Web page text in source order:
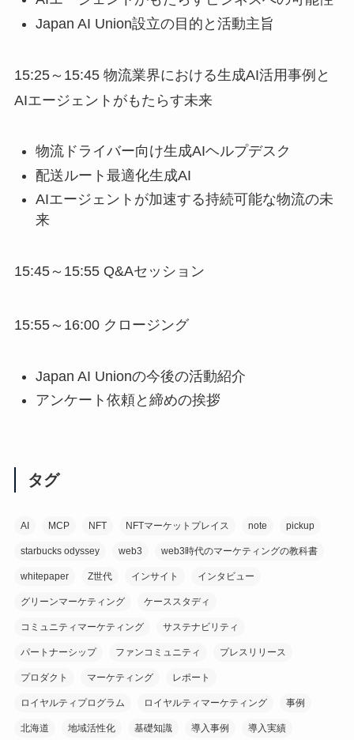
Japan AI Union設立の目的と活動主旨
15:25～15:45 物流業界における生成AI活用事例と
AIエージェントがもたらす未来
物流ドライバー向け生成AIヘルプデスク
配送ルート最適化生成AI
AIエージェントが加速する持続可能な物流の未
来
15:45～15:55 Q&Aセッション
15:55～16:00 クロージング
Japan AI Unionの今後の活動紹介
アンケート依頼と締めの挨拶
タグ
AI MCP NFT NFTマーケットプレイス note pickup
starbucks odyssey web3 web3時代のマーケティングの教科書
whitepaper Z世代 インサイト インタビュー
グリーンマーケティング ケーススタディ
コミュニティマーケティング サステナビリティ
パートナーシップ ファンコミュニティ プレスリリース
プロダクト マーケティング レポート
ロイヤルティプログラム ロイヤルティマーケティング 事例
北海道 地域活性化 基礎知識 導入事例 導入実績